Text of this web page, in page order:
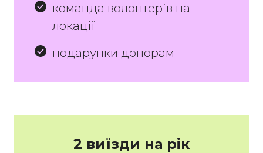
команда волонтерів на
локації
подарунки донорам
2 виїзди на рік